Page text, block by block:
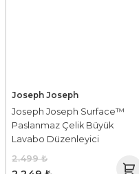
Joseph Joseph
Joseph Joseph Surface™
Paslanmaz Çelik Büyük
Lavabo Düzenleyici
2.499 ₺